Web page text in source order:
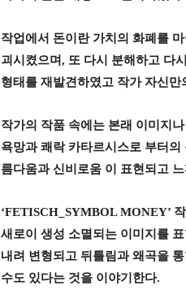
작업에서 돈이란 가치의 화폐를
괴시켰으며, 또 다시 분해하고 다
형태를 재발견하였고 작가 자신
작가의 작품 속에는 본래 이미지
욕망과 쾌락 카타르시스로 부터의
름다움과 신비로움 이 표현되고
‘FETISCH_SYMBOL MONEY’
새로이 생성 소멸되는 이미지를
내려 변형되고 뒤틀림과 왜곡을
수도 있다는 것을 이야기한다.